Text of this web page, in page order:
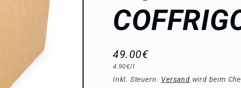
Normaler
Preis
49.00€
Grundpreis
4.90€/l
Inkl. Steuern. Versand wird beim